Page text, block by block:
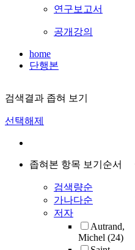
연구보고서
공개강의
home
단행본
검색결과 좁혀 보기
선택해제
좁혀본 항목 보기순서
검색량순
가나다순
저자
Autrand,
Michel (24)